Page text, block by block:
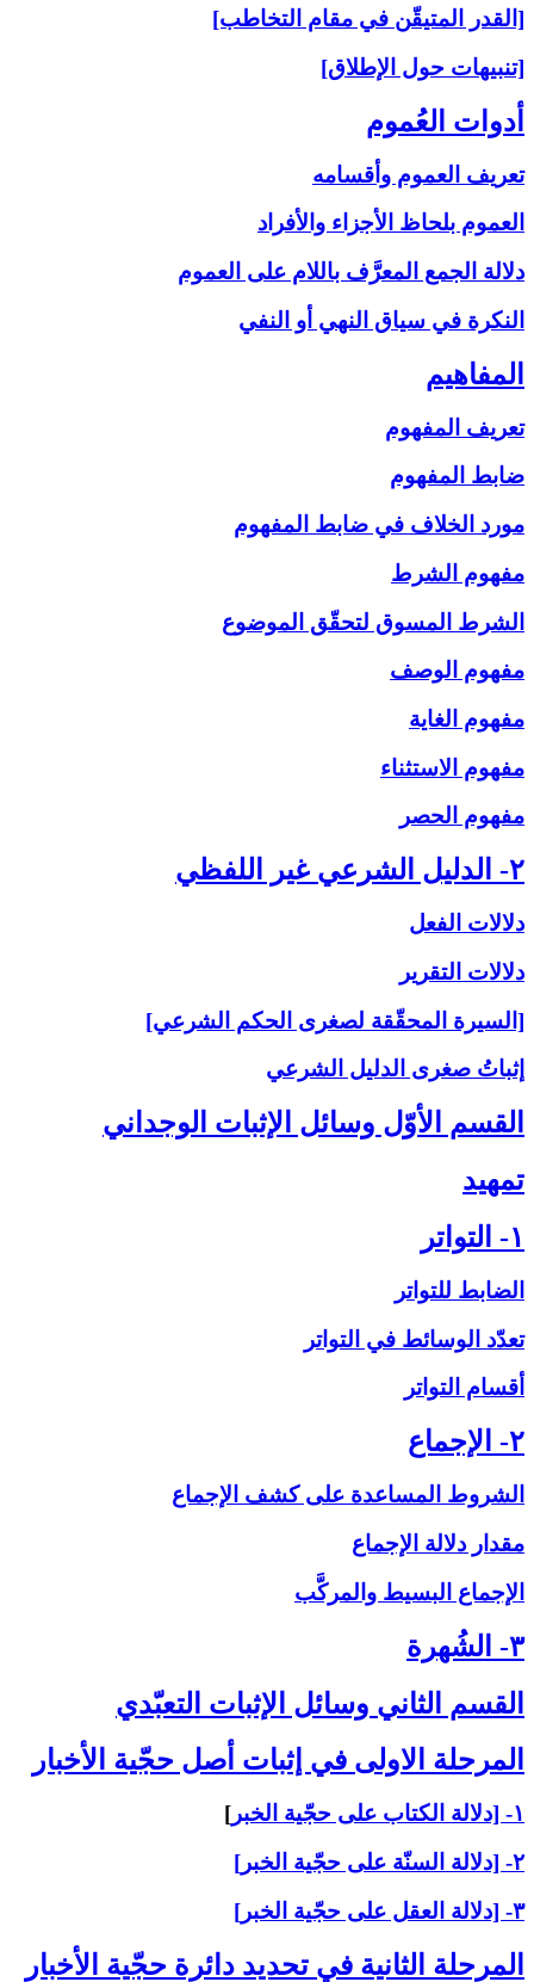
[القدر المتيقّن في مقام التخاطب]
[تنبيهات حول الإطلاق]
أدوات العُموم
تعريف العموم وأقسامه
العموم بلحاظ الأجزاء والأفراد
دلالة الجمع المعرَّف باللام على‏ العموم
النكرة في سياق النهي أو النفي
المفاهيم‏
تعريف المفهوم
ضابط المفهوم
مورد الخلاف في ضابط المفهوم
مفهوم الشرط
الشرط المسوق لتحقّق الموضوع
مفهوم الوصف
مفهوم الغاية
مفهوم الاستثناء
مفهوم الحصر
۲- الدليل الشرعي غير اللفظي
دلالات الفعل
دلالات التقرير
[السيرة المحقّقة لصغرى الحكم الشرعي]
إثباتُ‏ صغرى‏ الدليل الشرعي‏
القسم الأوّل وسائل الإثبات الوجداني
تمهيد
۱- التواتر
الضابط للتواتر
تعدّد الوسائط في التواتر
أقسام التواتر
۲- الإجماع‏
الشروط المساعدة على‏ كشف الإجماع
مقدار دلالة الإجماع
الإجماع البسيط والمركَّب
۳- الشُهرة
القسم الثاني ‏وسائل الإثبات التعبّدي‏
المرحلة الاولى ‏في إثبات أصل حجّية الأخبار
۱- [دلالة الكتاب على حجّية الخبر
]
۲- [دلالة السنّة على حجّية الخبر]
۳- [دلالة العقل على حجّية الخبر]
المرحلة الثانية في تحديد دائرة حجّية الأخبار